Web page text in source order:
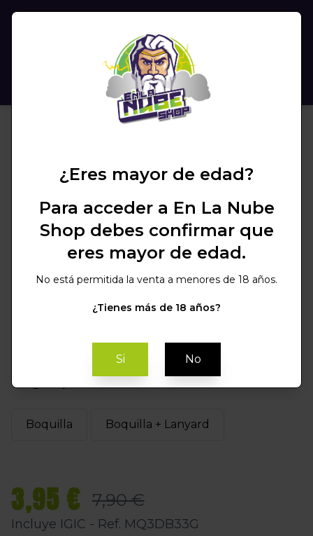
Elegir Opción
Boquilla Boquilla + Lanyard
3,95 € 7,90 €
Incluye IGIC - Ref. MQ3DB33G
¿Eres mayor de edad?
Para acceder a En La Nube
Shop debes confirmar que
eres mayor de edad.
No está permitida la venta a menores de 18 años.
¿Tienes más de 18 años?
Si No